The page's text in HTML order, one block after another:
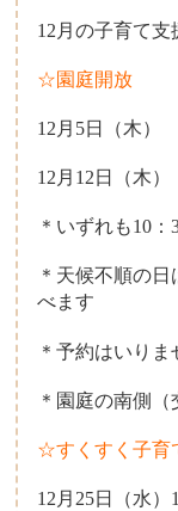
12月の子育て支
☆園庭開放
12月5日（木）
12月12日（木）
＊いずれも10：
＊天候不順の
べます
＊予約はいりま
＊園庭の南側
☆すくすく子育
12月25日（水）